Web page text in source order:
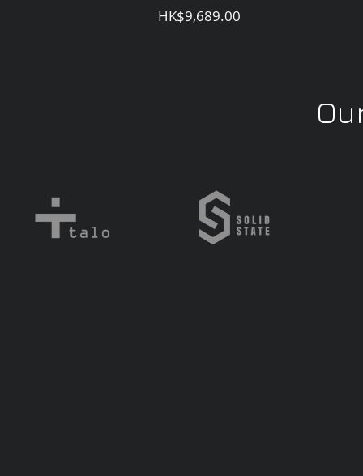
Price
HK$9,689.00